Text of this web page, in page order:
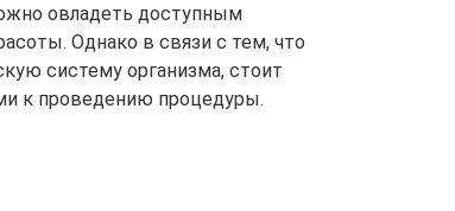
овладеть доступным
Однако в связи с тем, что
систему организма, стоит
к проведению процедуры.